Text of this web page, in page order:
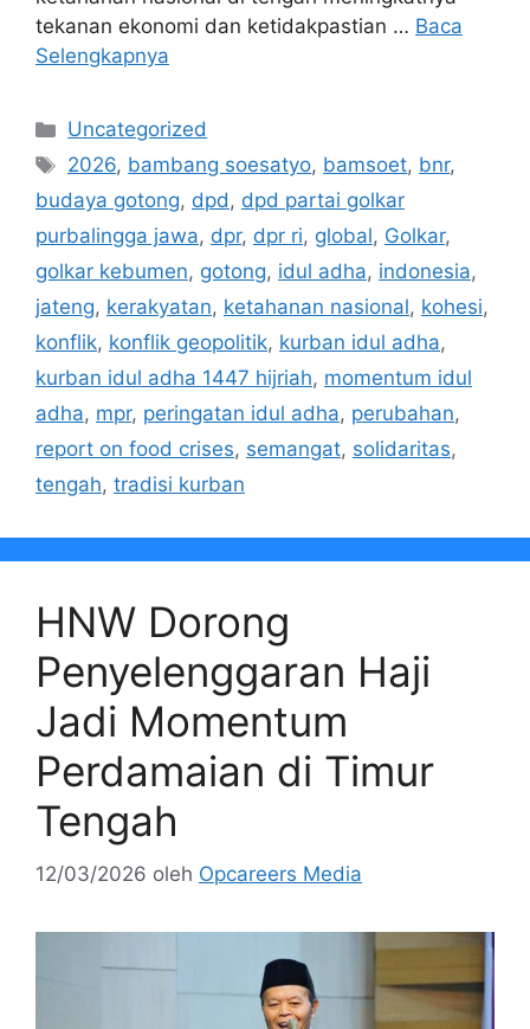
tekanan ekonomi dan ketidakpastian … Baca
Selengkapnya
Kategori
Uncategorized
Tag
2026, bambang soesatyo, bamsoet, bnr,
budaya gotong, dpd, dpd partai golkar
purbalingga jawa, dpr, dpr ri, global, Golkar,
golkar kebumen, gotong, idul adha, indonesia,
jateng, kerakyatan, ketahanan nasional, kohesi,
konflik, konflik geopolitik, kurban idul adha,
kurban idul adha 1447 hijriah, momentum idul
adha, mpr, peringatan idul adha, perubahan,
report on food crises, semangat, solidaritas,
tengah, tradisi kurban
HNW Dorong
Penyelenggaran Haji
Jadi Momentum
Perdamaian di Timur
Tengah
12/03/2026 oleh Opcareers Media